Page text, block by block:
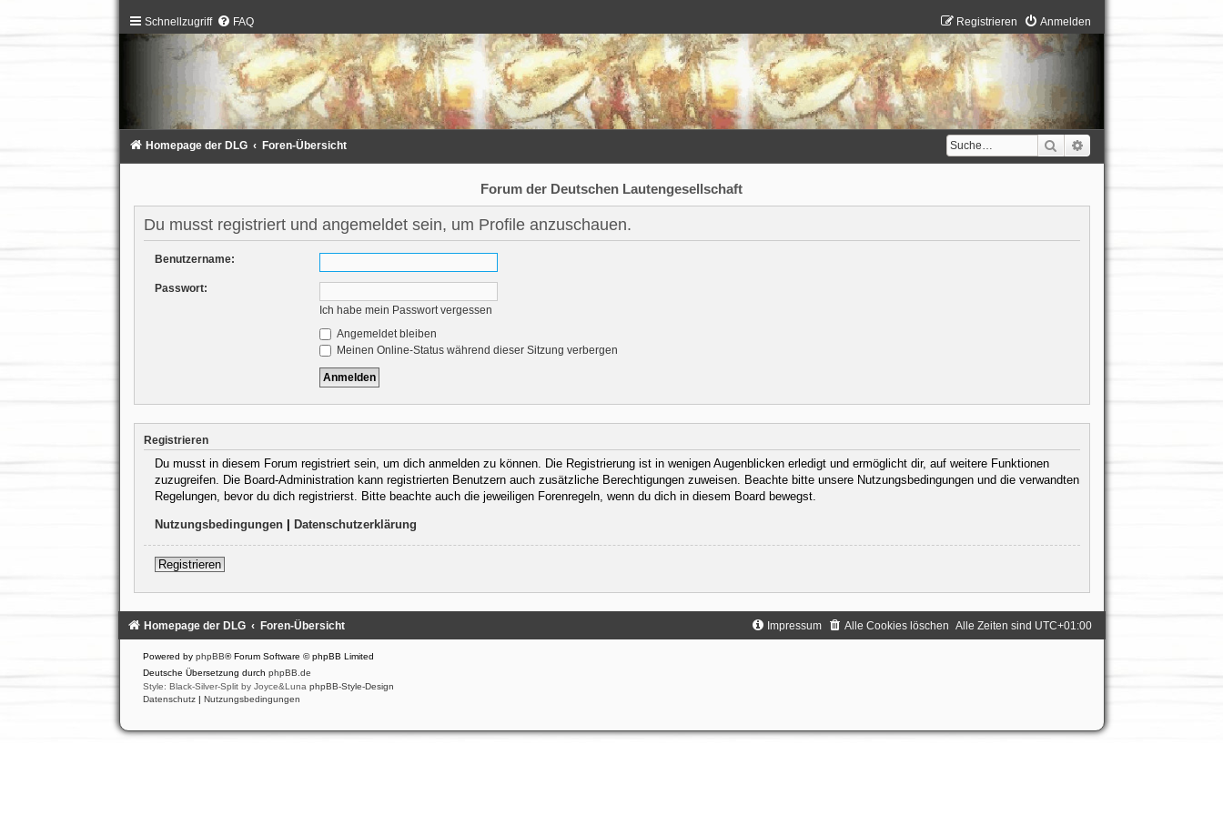
Schnellzugriff FAQ Anmelden
Registrieren
Suche
Homepage der DLG Foren-Übersicht
Forum der Deutschen Lautengesellschaft
Du musst registriert und angemeldet sein, um Profile anzuschauen.
Benutzername:
Passwort:
Ich habe mein Passwort vergessen
Angemeldet bleiben
Meinen Online-Status während dieser Sitzung verbergen
Registrieren
Du musst in diesem Forum registriert sein, um dich anmelden zu können. Die Registrierung ist in wenigen Augenblicken erledigt und ermöglicht dir, auf weitere Funktionen
zuzugreifen. Die Board-Administration kann registrierten Benutzern auch zusätzliche Berechtigungen zuweisen. Beachte bitte unsere Nutzungsbedingungen und die verwandten
Regelungen, bevor du dich registrierst. Bitte beachte auch die jeweiligen Forenregeln, wenn du dich in diesem Board bewegst.
Nutzungsbedingungen| Datenschutzerklärung
Registrieren
Homepage der DLG Foren-Übersicht Alle Zeiten sind UTC+01:00
Alle Cookies löschen
Impressum
Powered by phpBB® Forum Software © phpBB Limited
Deutsche Übersetzung durch phpBB.de
Style: Black-Silver-Split by Joyce&Luna phpBB-Style-Design
Datenschutz | Nutzungsbedingungen